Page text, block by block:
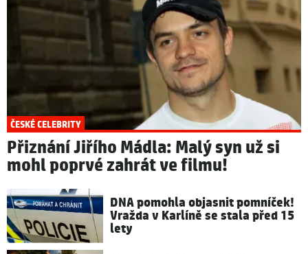
ČESKÉ CELEBRITY
Přiznání Jiřího Mádla: Malý syn už si
mohl poprvé zahrát ve filmu!
DNA pomohla objasnit pomníček!
Vražda v Karlíně se stala před 15
lety